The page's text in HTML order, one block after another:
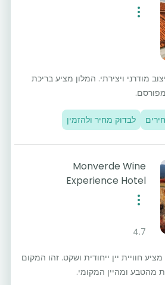
מודרני ויצירתי. המלון מציע בריכת
לבדוק מחיר ולהזמין
Monverde Wine
Experience Hotel
4.7
חוויית יין ייחודית ושקט. זהו המקום
מהטבע ומהיין המקומי.